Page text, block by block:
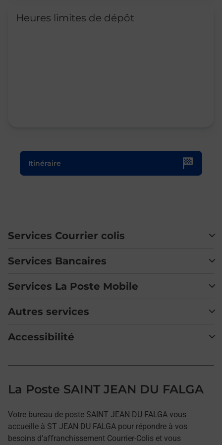
Heures limites de dépôt
Itinéraire
Le lien s'ouvre dans un nouvel onglet
Services Courrier colis
Services Bancaires
Services La Poste Mobile
Autres services
Accessibilité
La Poste SAINT JEAN DU FALGA
Votre bureau de poste SAINT JEAN DU FALGA vous
accueille à ST JEAN DU FALGA pour répondre à vos
besoins d'affranchissement Courrier-Colis et vous